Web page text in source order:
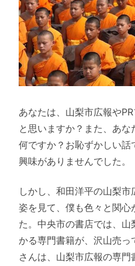
あなたは、山梨市広報や
と思いますか？また、あ
何ですか？お恥ずかしい
興味がありませんでした。
しかし、和田洋平の山梨
姿を見て、僕も色々と関心
た。中央市の書店では、
かる専門書籍が、沢山売
さんは、山梨市広報の専